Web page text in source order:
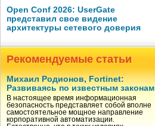
Open Conf 2026: UserGate
представил свое видение
архитектуры сетевого доверия
Рекомендуемые статьи
Михаил Родионов, Fortinet:
Развиваясь по известным законам
В настоящее время информационная
безопасность представляет собой вполне
самостоятельное мощное направление
корпоративной автоматизации.